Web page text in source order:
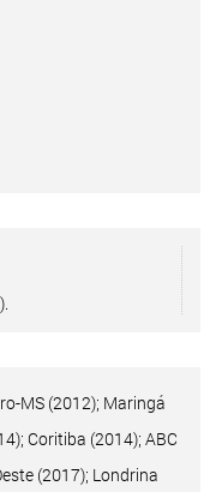
MS (2012); Maringá
Coritiba (2014); ABC
(2017); Londrina